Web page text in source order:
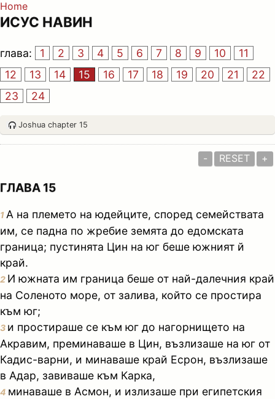
Home
ИСУС НАВИН
глава: 1 2 3 4 5 6 7 8 9 10
11
12
13 14 15 16 17 18 19 20 21
22
23
24
Joshua chapter 15
- RESET +
ГЛАВА 15
1 А на племето на юдейците, според семействата
им, се падна по жребие земята до едомската
граница; пустинята Цин на юг беше южният й
край.
2 И южната им граница беше от най-далечния край
на Соленото море, от залива, който се простира
към юг;
3 и простираше се към юг до нагорнището на
Акравим, преминаваше в Цин, възлизаше на юг от
Кадис-варни, и минаваше край Есрон, възлизаше
в Адар, завиваше към Карка,
4 минаваше в Асмон, и излизаше при египетския